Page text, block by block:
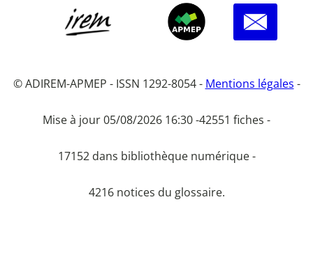
© ADIREM-APMEP - ISSN 1292-8054 - Mentions légales -
Mise à jour 05/08/2026 16:30 -42551 fiches -
17152 dans bibliothèque numérique -
4216 notices du glossaire.